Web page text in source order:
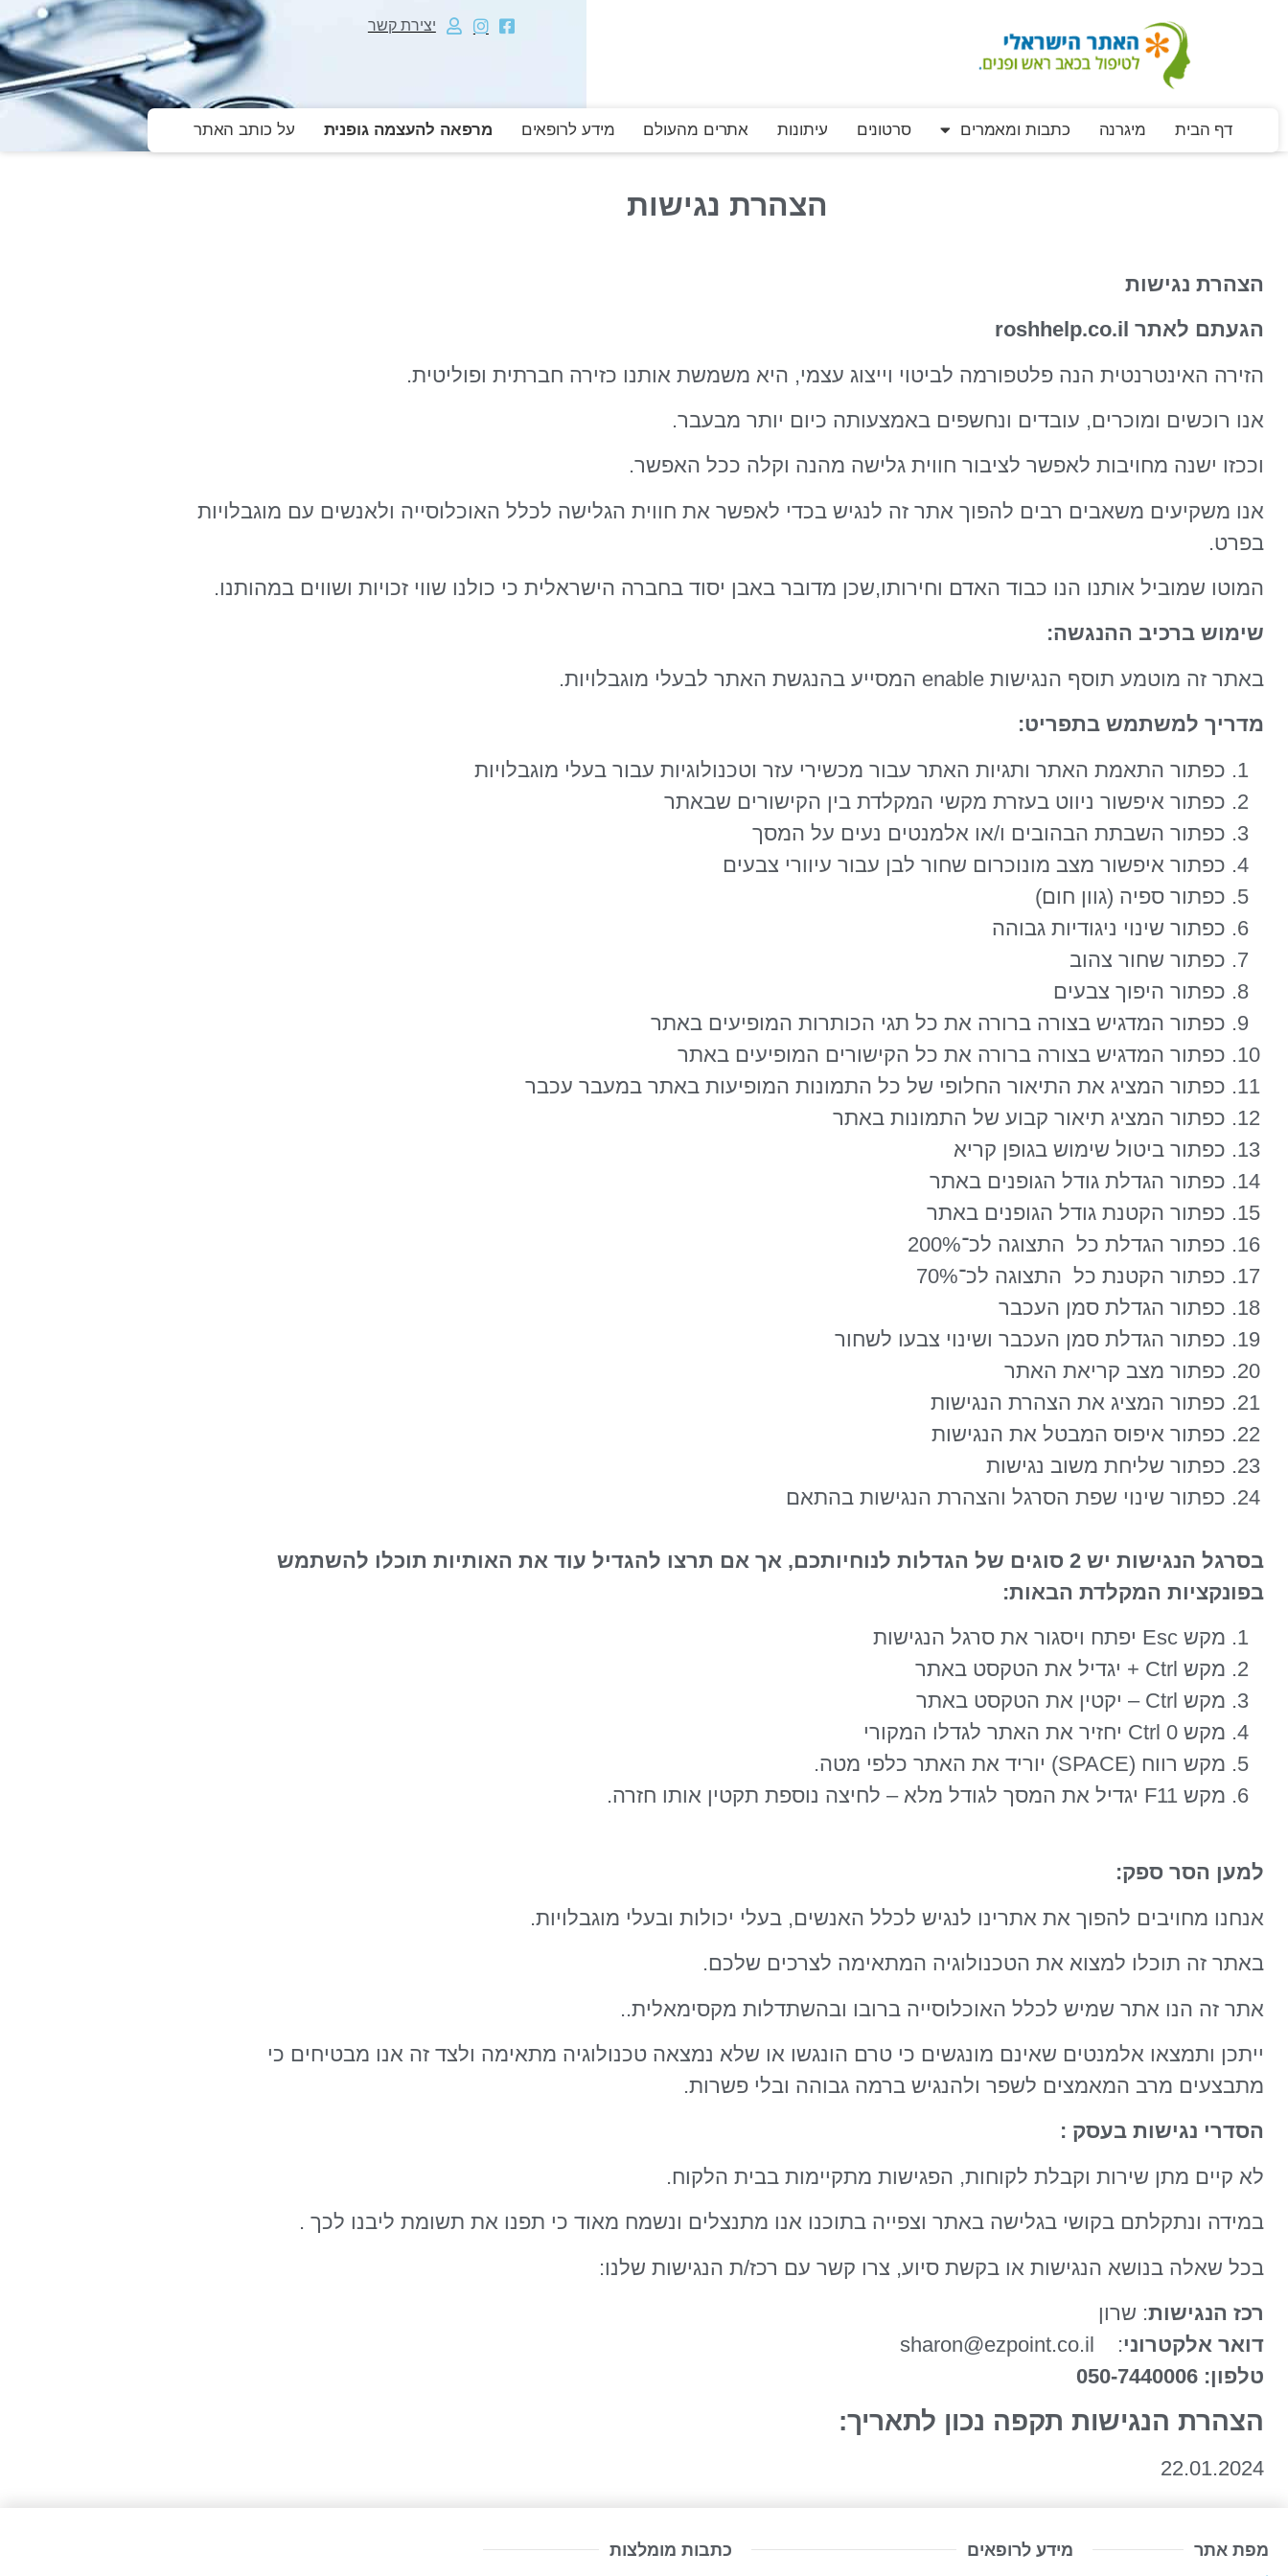
יצירת קשר
דף הבית מיגרנה כתבות ומאמרים סרטונים עיתונות אתרים מהעולם מידע לרופאים מרפאה להעצמה גופנית על כותב האתר
הצהרת נגישות
הצהרת נגישות
הגעתם לאתר roshhelp.co.il
הזירה האינטרנטית הנה פלטפורמה לביטוי וייצוג עצמי, היא משמשת אותנו כזירה חברתית ופוליטית.
אנו רוכשים ומוכרים, עובדים ונחשפים באמצעותה כיום יותר מבעבר.
וככזו ישנה מחויבות לאפשר לציבור חווית גלישה מהנה וקלה ככל האפשר.
אנו משקיעים משאבים רבים להפוך אתר זה לנגיש בכדי לאפשר את חווית הגלישה לכלל האוכלוסייה ולאנשים עם מוגבלויות
בפרט.
המוטו שמוביל אותנו הנו כבוד האדם וחירותו,שכן מדובר באבן יסוד בחברה הישראלית כי כולנו שווי זכויות ושווים במהותנו.
שימוש ברכיב ההנגשה:
באתר זה מוטמע תוסף הנגישות enable המסייע בהנגשת האתר לבעלי מוגבלויות.
מדריך למשתמש בתפריט:
כפתור התאמת האתר ותגיות האתר עבור מכשירי עזר וטכנולוגיות עבור בעלי מוגבלויות
כפתור איפשור ניווט בעזרת מקשי המקלדת בין הקישורים שבאתר
כפתור השבתת הבהובים ו/או אלמנטים נעים על המסך
כפתור איפשור מצב מונוכרום שחור לבן עבור עיוורי צבעים
כפתור ספיה (גוון חום)
כפתור שינוי ניגודיות גבוהה
כפתור שחור צהוב
כפתור היפוך צבעים
כפתור המדגיש בצורה ברורה את כל תגי הכותרות המופיעים באתר
כפתור המדגיש בצורה ברורה את כל הקישורים המופיעים באתר
כפתור המציג את התיאור החלופי של כל התמונות המופיעות באתר במעבר עכבר
כפתור המציג תיאור קבוע של התמונות באתר
כפתור ביטול שימוש בגופן קריא
כפתור הגדלת גודל הגופנים באתר
כפתור הקטנת גודל הגופנים באתר
כפתור הגדלת כל התצוגה לכ־200%
כפתור הקטנת כל התצוגה לכ־70%
כפתור הגדלת סמן העכבר
כפתור הגדלת סמן העכבר ושינוי צבעו לשחור
כפתור מצב קריאת האתר
כפתור המציג את הצהרת הנגישות
כפתור איפוס המבטל את הנגישות
כפתור שליחת משוב נגישות
כפתור שינוי שפת הסרגל והצהרת הנגישות בהתאם
בסרגל הנגישות יש 2 סוגים של הגדלות לנוחיותכם, אך אם תרצו להגדיל עוד את האותיות תוכלו להשתמש
בפונקציות המקלדת הבאות:
מקש Esc יפתח ויסגור את סרגל הנגישות
מקש Ctrl + יגדיל את הטקסט באתר
מקש Ctrl – יקטין את הטקסט באתר
מקש Ctrl 0 יחזיר את האתר לגדלו המקורי
מקש רווח (SPACE) יוריד את האתר כלפי מטה.
מקש F11 יגדיל את המסך לגודל מלא – לחיצה נוספת תקטין אותו חזרה.
למען הסר ספק:
אנחנו מחויבים להפוך את אתרינו לנגיש לכלל האנשים, בעלי יכולות ובעלי מוגבלויות.
באתר זה תוכלו למצוא את הטכנולוגיה המתאימה לצרכים שלכם.
אתר זה הנו אתר שמיש לכלל האוכלוסייה ברובו ובהשתדלות מקסימאלית..
ייתכן ותמצאו אלמנטים שאינם מונגשים כי טרם הונגשו או שלא נמצאה טכנולוגיה מתאימה ולצד זה אנו מבטיחים כי
מתבצעים מרב המאמצים לשפר ולהנגיש ברמה גבוהה ובלי פשרות.
הסדרי נגישות בעסק :
לא קיים מתן שירות וקבלת לקוחות, הפגישות מתקיימות בבית הלקוח.
במידה ונתקלתם בקושי בגלישה באתר וצפייה בתוכנו אנו מתנצלים ונשמח מאוד כי תפנו את תשומת ליבנו לכך .
בכל שאלה בנושא הנגישות או בקשת סיוע, צרו קשר עם רכז/ת הנגישות שלנו:
רכז הנגישות: שרון
דואר אלקטרוני: sharon@ezpoint.co.il
טלפון: 050-7440006
הצהרת הנגישות תקפה נכון לתאריך:
22.01.2024
מפת אתר מידע לרופאים כתבות מומלצות